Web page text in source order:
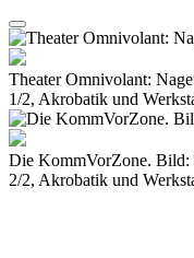
Theater Omnivolant:
1/2, Akrobatik und
Die KommVorZone. Bild:
2/2, Akrobatik und